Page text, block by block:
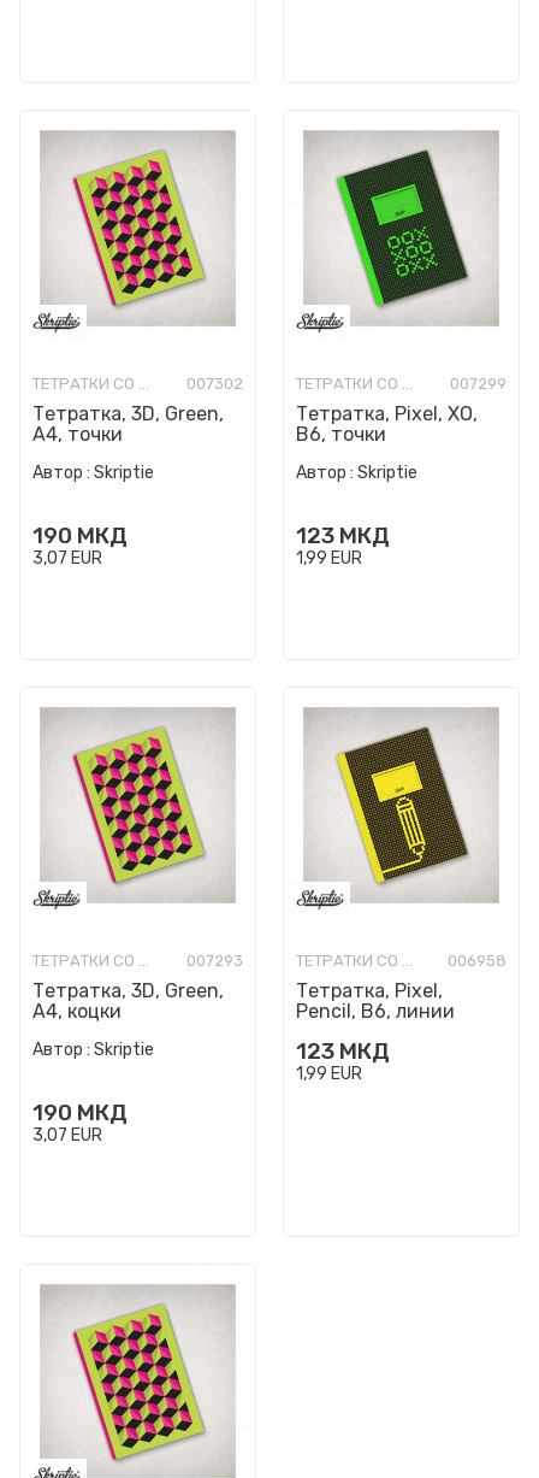
ТЕТРАТКИ СО ТВРДИ КОРИЦИ 007302
Тетратка, 3D, Green,
A4, точки
Автор : Skriptie
190 МКД
3,07 EUR
ТЕТРАТКИ СО ТВРДИ КОРИЦИ 007299
Тетратка, Pixel, XO,
B6, точки
Автор : Skriptie
123 МКД
1,99 EUR
ТЕТРАТКИ СО ТВРДИ КОРИЦИ 007293
Тетратка, 3D, Green,
A4, коцки
Автор : Skriptie
190 МКД
3,07 EUR
ТЕТРАТКИ СО ТВРДИ КОРИЦИ 006958
Тетратка, Pixel,
Pencil, B6, линии
123 МКД
1,99 EUR